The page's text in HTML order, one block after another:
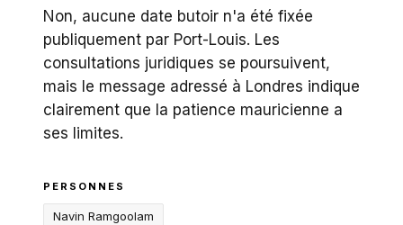
Non, aucune date butoir n'a été fixée
publiquement par Port-Louis. Les
consultations juridiques se poursuivent,
mais le message adressé à Londres indique
clairement que la patience mauricienne a
ses limites.
PERSONNES
Navin Ramgoolam